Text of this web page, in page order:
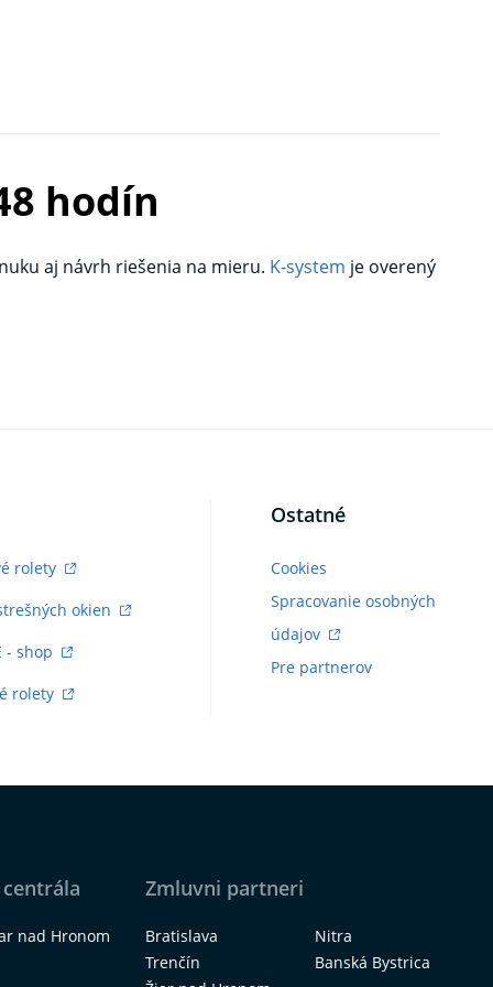
hodín
aj návrh riešenia na mieru. K‑system je overený
rolety
okien
- shop
rolety
Ostatné
Cookies
Spracovanie osobných
údajov
Pre partnerov
centrála
nad Hronom
Zmluvni partneri
Bratislava
Nitra
Trenčín
Banská Bystrica